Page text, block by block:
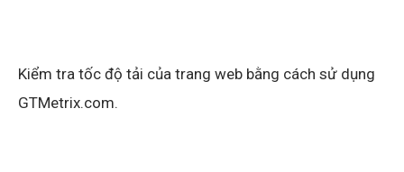
Kiểm tra tốc độ tải của trang web bằng cách sử dụng
GTMetrix.com.